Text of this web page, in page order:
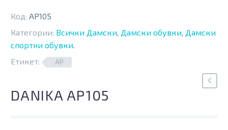
Код: AP105
Категории: Всички Дамски, Дамски обувки, Дамски
спортни обувки.
Етикет:
AP
DANIKA AP105